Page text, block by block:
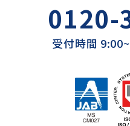
0120-
受付時間